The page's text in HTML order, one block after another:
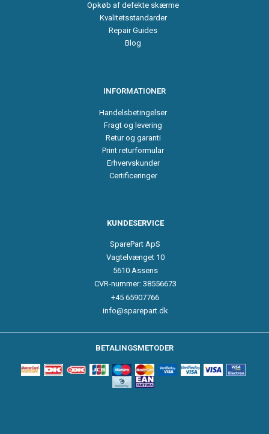
Opkøb af defekte skærme
Kvalitetsstandarder
Repair Guides
Blog
INFORMATIONER
Handelsbetingelser
Fragt og levering
Retur og garanti
Print returformular
Erhvervskunder
Certificeringer
KUNDESERVICE
SparePart ApS
Vagtelvænget 10
5610 Assens
CVR-nummer: 38556673
+45 65907766
info@sparepart.dk
BETALINGSMETODER